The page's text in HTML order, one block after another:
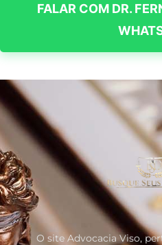
FALAR COM DR.
O site Advocacia Viso,